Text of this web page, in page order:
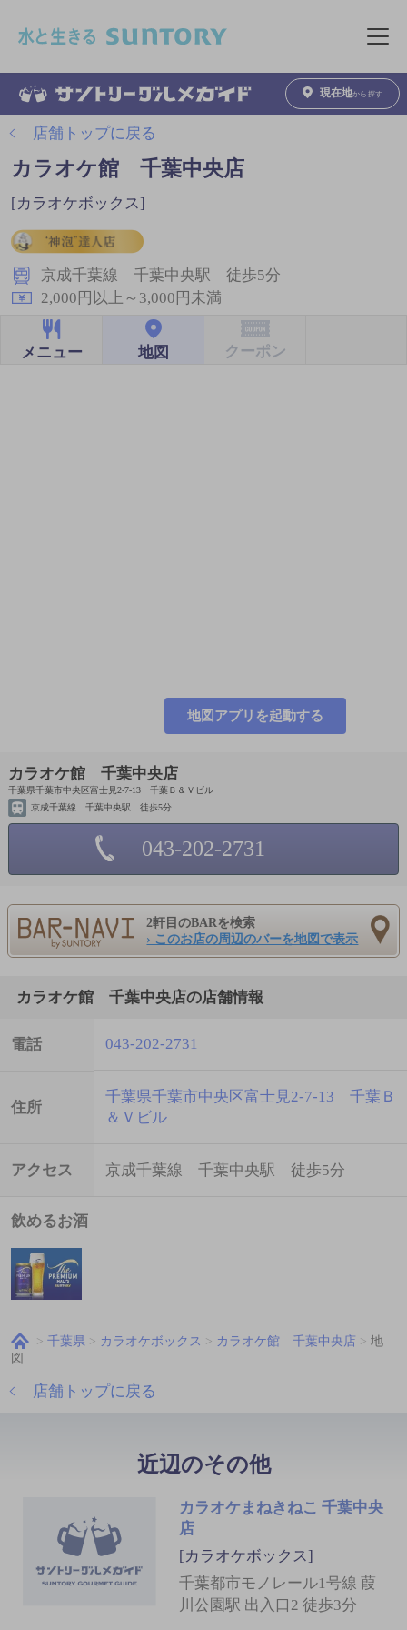
メニュ
現在地から探す
店舗トップに戻る
カラオケ館 千葉中央店
[カラオケボックス]
京成千葉線 千葉中央駅 徒歩5分
2,000円以上～3,000円未満
メニュー 地図 クーポン
地図アプリを起動する
カラオケ館 千葉中央店
千葉県千葉市中央区富士見2-7-13 千葉Ｂ＆Ｖビル
京成千葉線 千葉中央駅 徒歩5分
043-202-2731
2軒目のBARを検索
› このお店の周辺のバーを地図で表示
カラオケ館 千葉中央店の店舗情報
電話 043-202-2731
住所
千葉県千葉市中央区富士見2-7-13 千葉Ｂ
＆Ｖビル
アクセス 京成千葉線 千葉中央駅 徒歩5分
飲めるお酒
千葉県 カラオケボックス カラオケ館 千葉中央店
地
図
店舗トップに戻る
近辺のその他
カラオケまねきねこ 千葉中央
店
[カラオケボックス]
千葉都市モノレール1号線 葭
川公園駅 出入口2 徒歩3分